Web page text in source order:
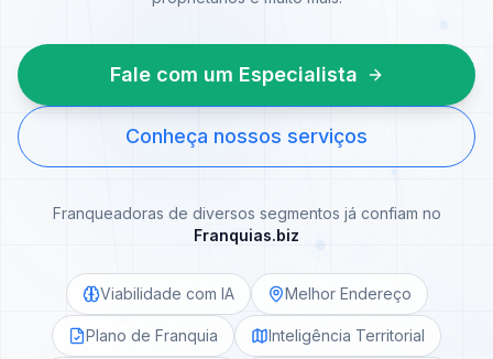
Fale com um Especialista
Conheça nossos serviços
Franqueadoras de diversos segmentos já confiam no
Franquias.biz
Viabilidade com IA Melhor Endereço
Plano de Franquia Inteligência Territorial